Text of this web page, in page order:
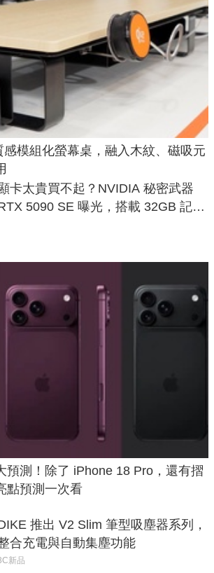
模組化螢幕桌，融入木紋、磁吸元
卡太貴買不起？NVIDIA 秘密武器
5090 SE 曝光，搭載 32GB 記憶
預測！除了 iPhone 18 Pro，還有摺
點預測一次看
推出 V2 Slim 筆型吸塵器系列，
合充電與自動集塵功能
新品